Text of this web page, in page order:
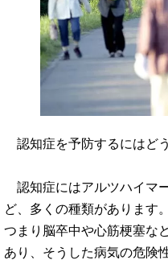
認知症を予防するにはど
認知症にはアルツハイマ
ど、多くの種類があります
つまり脳卒中や心筋梗塞な
あり、そうした病気の危険